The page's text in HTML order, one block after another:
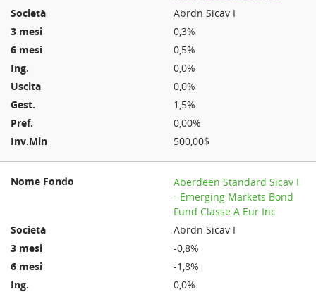
Abrdn Sicav I
0,3%
0,5%
0,0%
0,0%
1,5%
0,00%
500,00$
Aberdeen Standard Sicav I
- Emerging Markets Bond
Fund Classe A Eur Inc
Abrdn Sicav I
-0,8%
-1,8%
0,0%